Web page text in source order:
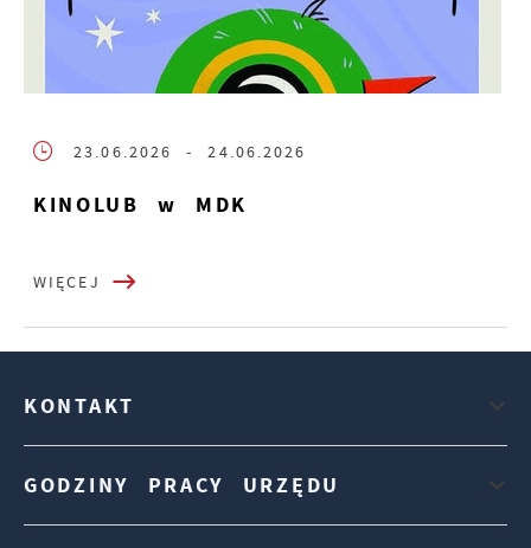
23.06.2026 - 24.06.2026
KINOLUB w MDK
WIĘCEJ
KONTAKT
GODZINY PRACY URZĘDU